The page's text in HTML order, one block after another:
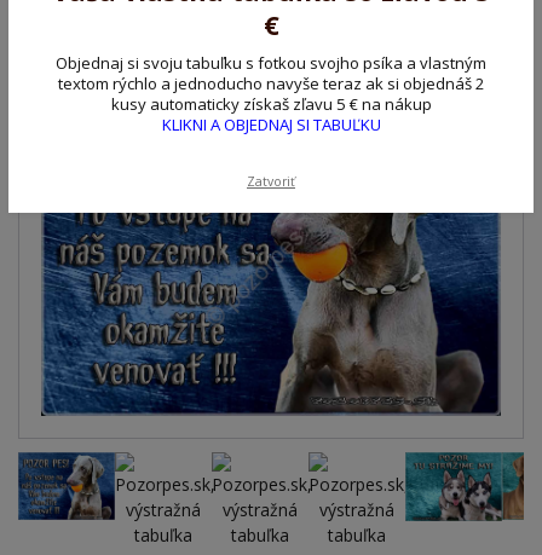
€
Objednaj si svoju tabuľku s fotkou svojho psíka a vlastným
textom rýchlo a jednoducho navyše teraz ak si objednáš 2
kusy automaticky získaš zľavu 5 € na nákup
KLIKNI A OBJEDNAJ SI TABUĽKU
Zatvoriť